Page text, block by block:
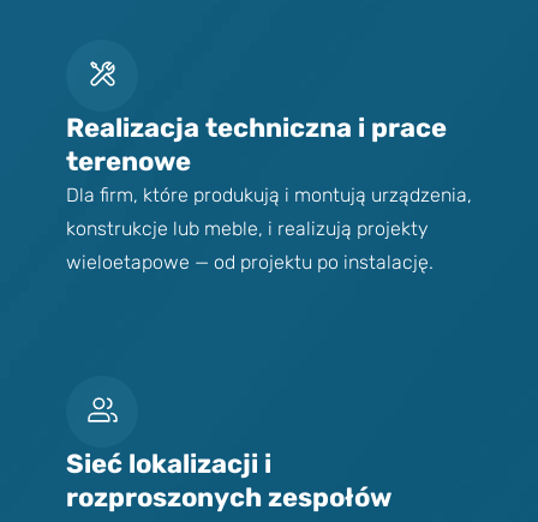
Realizacja techniczna i prace
terenowe
Dla firm, które produkują i montują urządzenia,
konstrukcje lub meble, i realizują projekty
wieloetapowe — od projektu po instalację.
Sieć lokalizacji i
rozproszonych zespołów